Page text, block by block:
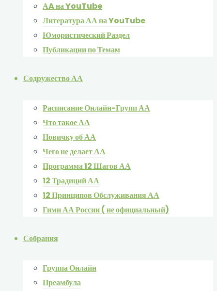
АA на YouTube
Литература АА на YouTube
Юмористический Раздел
Публикации по Темам
Содружество АА
Расписание Онлайн-Групп АА
Что такое АА
Новичку об АА
Чего не делает АА
Программа 12 Шагов АА
12 Традиций АА
12 Принципов Обслуживания АА
Гимн АА России ( не официальный)
Собрания
Группа Онлайн
Преамбула